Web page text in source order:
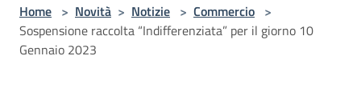
Home > Novità > Notizie > Commercio >
Sospensione raccolta “Indifferenziata” per il giorno 10
Gennaio 2023